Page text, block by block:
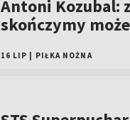
Antoni Kozubal:
skończymy
16 LIP PIŁKA NOŻNA